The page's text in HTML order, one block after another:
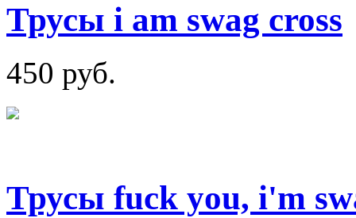
Трусы i am swag cross
450 руб.
Трусы fuck you, i'm